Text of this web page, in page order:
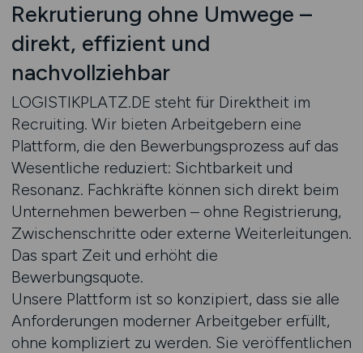
Rekrutierung ohne Umwege –
direkt, effizient und
nachvollziehbar
LOGISTIKPLATZ.DE steht für Direktheit im
Recruiting. Wir bieten Arbeitgebern eine
Plattform, die den Bewerbungsprozess auf das
Wesentliche reduziert: Sichtbarkeit und
Resonanz. Fachkräfte können sich direkt beim
Unternehmen bewerben – ohne Registrierung,
Zwischenschritte oder externe Weiterleitungen.
Das spart Zeit und erhöht die
Bewerbungsquote.
Unsere Plattform ist so konzipiert, dass sie alle
Anforderungen moderner Arbeitgeber erfüllt,
ohne kompliziert zu werden. Sie veröffentlichen